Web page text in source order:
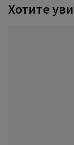
Хотите